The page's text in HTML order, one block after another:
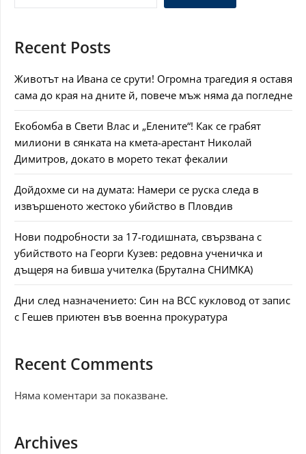
Recent Posts
Животът на Ивана се срути! Огромна трагедия я оставя
сама до края на дните й, повече мъж няма да погледне
Екобомба в Свети Влас и „Елените“! Как се грабят
милиони в сянката на кмета-арестант Николай
Димитров, докато в морето текат фекалии
Дойдохме си на думата: Намери се руска следа в
извършеното жестоко убийство в Пловдив
Нови подробности за 17-годишната, свързвана с
убийството на Георги Кузев: редовна ученичка и
дъщеря на бивша учителка (Брутална СНИМКА)
Дни след назначението: Син на ВСС кукловод от запис
с Гешев приютен във военна прокуратура
Recent Comments
Няма коментари за показване.
Archives